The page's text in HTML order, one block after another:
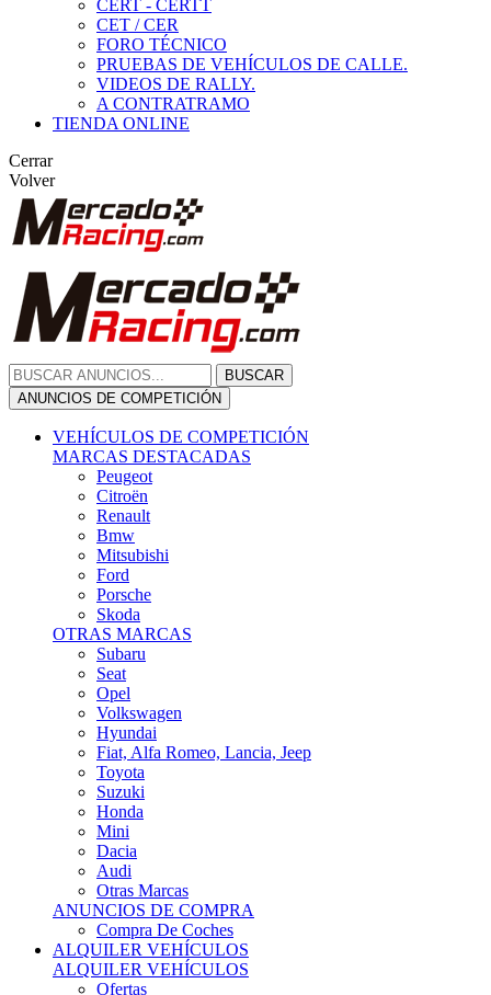
CERT - CERTT
CET / CER
FORO TÉCNICO
PRUEBAS DE VEHÍCULOS DE CALLE.
VIDEOS DE RALLY.
A CONTRATRAMO
TIENDA ONLINE
Cerrar
Volver
BUSCAR
ANUNCIOS DE COMPETICIÓN
VEHÍCULOS DE COMPETICIÓN
MARCAS DESTACADAS
Peugeot
Citroën
Renault
Bmw
Mitsubishi
Ford
Porsche
Skoda
OTRAS MARCAS
Subaru
Seat
Opel
Volkswagen
Hyundai
Fiat, Alfa Romeo, Lancia, Jeep
Toyota
Suzuki
Honda
Mini
Dacia
Audi
Otras Marcas
ANUNCIOS DE COMPRA
Compra De Coches
ALQUILER VEHÍCULOS
ALQUILER VEHÍCULOS
Ofertas